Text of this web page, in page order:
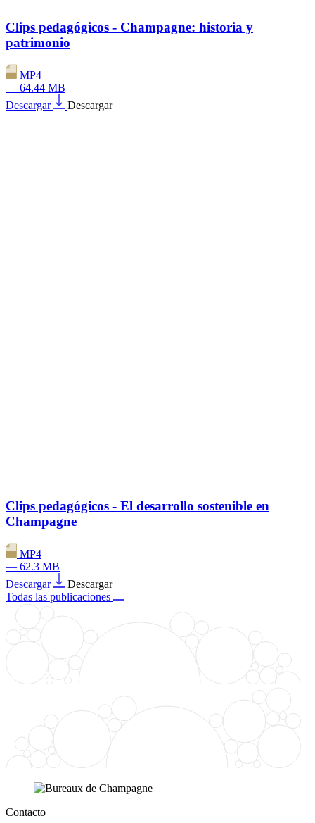
Clips pedagógicos - Champagne: historia y
patrimonio
MP4
— 64.44 MB
Descargar
Descargar
Clips pedagógicos - El desarrollo sostenible en
Champagne
MP4
— 62.3 MB
Descargar
Descargar
Todas las publicaciones
Contacto